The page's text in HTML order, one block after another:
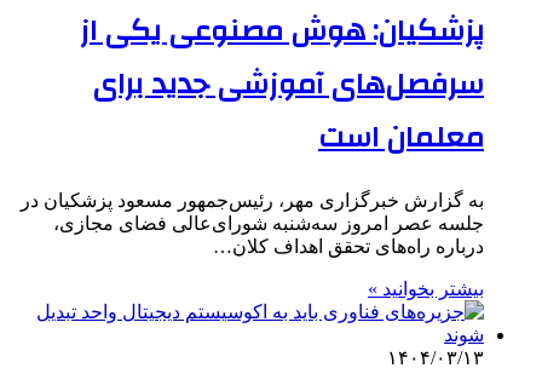
پزشکیان: هوش مصنوعی یکی از
سرفصل‌های آموزشی جدید برای
معلمان است
به گزارش خبرگزاری مهر، رئیس‌جمهور مسعود پزشکیان در
جلسه عصر امروز سه‌شنبه شورای‌عالی فضای مجازی،
درباره راه‌های تحقق اهداف کلان…
بیشتر بخوانید »
۱۴۰۴/۰۳/۱۳